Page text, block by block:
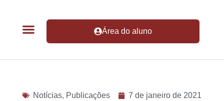
Área do aluno
Notícias, Publicações 7 de janeiro de 2021